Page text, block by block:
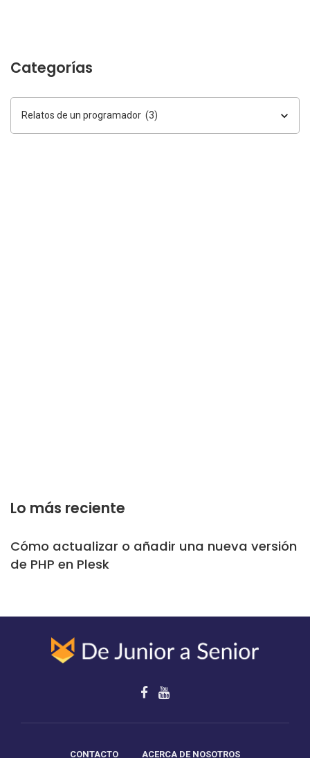
Categorías
Categorías
Lo más reciente
Cómo actualizar o añadir una nueva versión
de PHP en Plesk
CONTACTO ACERCA DE NOSOTROS